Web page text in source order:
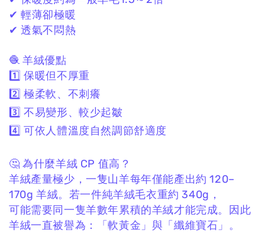
✔ 輕薄卻極暖
✔ 透氣不悶熱
🧶 羊絨優點
1️⃣ 保暖但不厚重
2️⃣ 極柔軟、不刺癢
3️⃣ 不易變形、較少起皺
4️⃣ 可依人體溫度自然調節舒適度
🤔 為什麼羊絨 CP 值高？
羊絨產量極少，一隻山羊每年僅能產出約 120–
170g 羊絨。 若一件純羊絨毛衣重約 340g，
可能需要同一隻羊數年累積的羊絨才能完成。
因此
羊絨一直被譽為：
「軟黃金」與「纖維寶石」。